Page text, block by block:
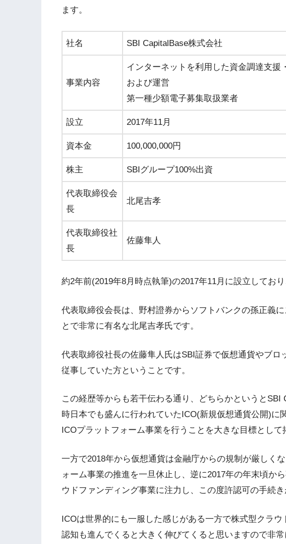
ます。
社名 SBI CapitalBase株式会社
事業内容
インターネットを利用した資金調達支援
および運営
第一種少額電子募集取扱業者
設立 2017年11月
資本金 100,000,000円
株主 SBIグループ100%出資
代表取締役会
長
北尾吉孝
代表取締役社
長
佐藤隼人
約2年前(2019年8月時点執筆)の2017年11月に設立してお
代表取締役会長は、野村證券からソフトバンクの孫正義
とで非常に有名な北尾吉孝氏です。
代表取締役社長の佐藤隼人氏はSBI証券で仮想通貨やブロ
従事していた方ということです。
この経歴等からも若干伝わる通り、どちらかというとSBI
時日本でも盛んに行われていたICO(新規仮想通貨公開)に
ICOプラットフォーム事業を行うことを大きな目標として
一方で2018年から仮想通貨は金融庁からの規制が厳しく
ォーム事業の推進を一旦休止し、逆に2017年の年末頃か
ウドファンディング事業に注力し、この度許認可の手続
ICOは世界的にも一服した感じがある一方で株式型クラ
認知も進んでくると大きく伸びてくると思いますので非常